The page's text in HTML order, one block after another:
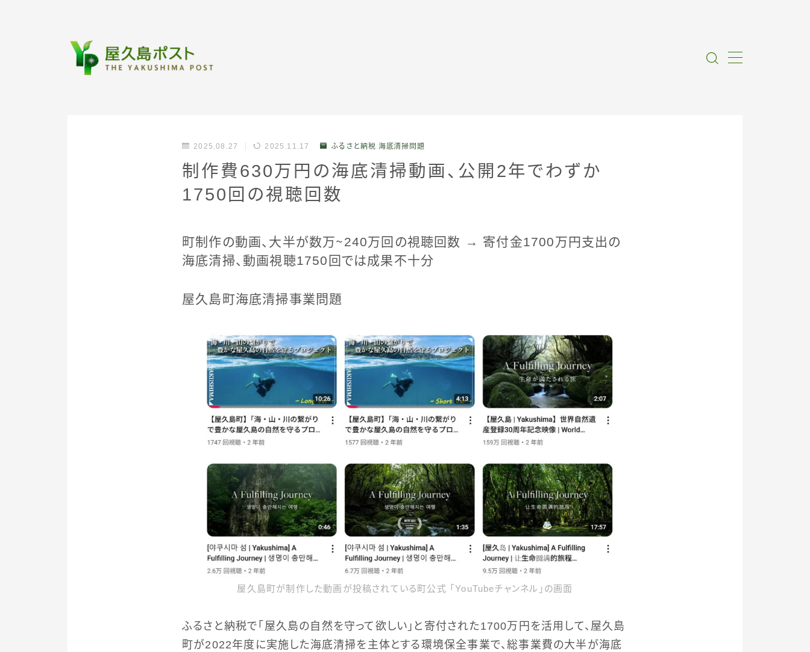
私たちについて
受賞・報道
2025.08.27 2025.11.17 ふるさと納税 海底清掃問題
制作費630万円の海底清掃動画、公開2年でわずか
1750回の視聴回数
町制作の動画、大半が数万～240万回の視聴回数 → 寄付金1700万円支出の
海底清掃、動画視聴1750回では成果不十分
屋久島町海底清掃事業問題
屋久島町が制作した動画が投稿されている町公式 「YouTubeチャンネル」の画面
ふるさと納税で「屋久島の自然を守って欲しい」と寄付された1700万円を活用して、屋久島
町が2022年度に実施した海底清掃を主体とする環境保全事業で、総事業費の大半が海底